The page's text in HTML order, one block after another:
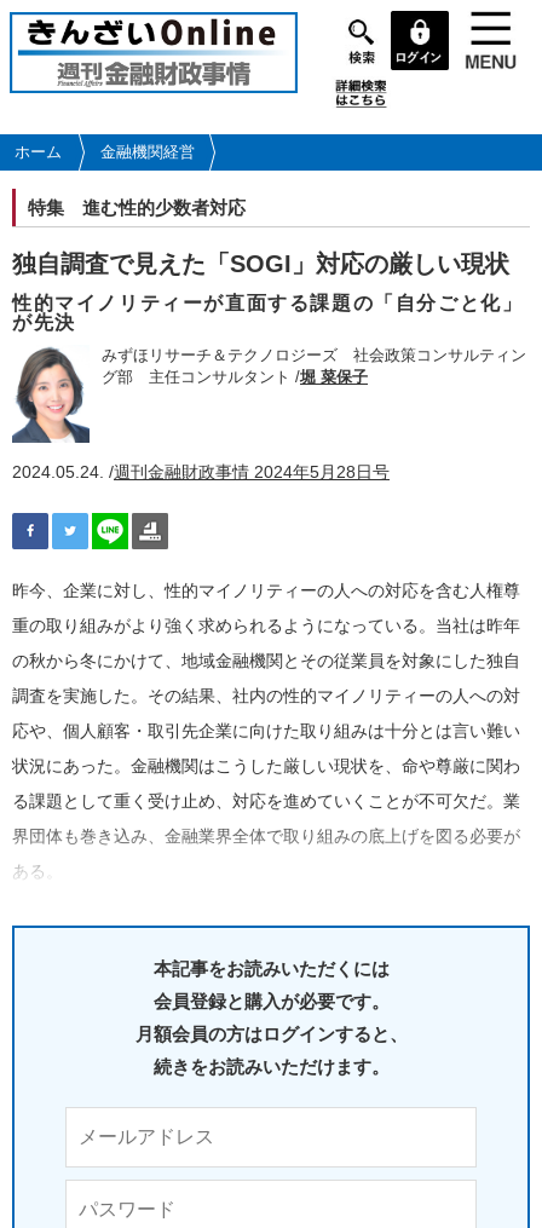
メ
イ
コ
ン
に
移
動
ホーム 金融機関経営
特集 進む性的少数者対応
独自調査で見えた「SOGI」対応の厳しい現状
性的マイノリティーが直面する課題の「自分ごと化」
が先決
みずほリサーチ＆テクノロジーズ 社会政策コンサルティン
グ部 主任コンサルタント /堀 菜保子
2024.05.24. /週刊金融財政事情 2024年5月28日号
昨今、企業に対し、性的マイノリティーの人への対応を含む人権尊
重の取り組みがより強く求められるようになっている。当社は昨年
の秋から冬にかけて、地域金融機関とその従業員を対象にした独自
調査を実施した。その結果、社内の性的マイノリティーの人への対
応や、個人顧客・取引先企業に向けた取り組みは十分とは言い難い
状況にあった。金融機関はこうした厳しい現状を、命や尊厳に関わ
る課題として重く受け止め、対応を進めていくことが不可欠だ。業
界団体も巻き込み、金融業界全体で取り組みの底上げを図る必要が
ある。
本記事をお読みいただくには
会員登録と購入が必要です。
月額会員の方はログインすると、
続きをお読みいただけます。